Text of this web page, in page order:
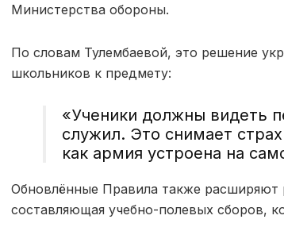
Министерства обороны.
По словам Тулембаевой, это решение
школьников к предмету:
«Ученики должны видеть
служил. Это снимает
как армия устроена на
Обновлённые Правила также расширяют
составляющая учебно-полевых сборов,